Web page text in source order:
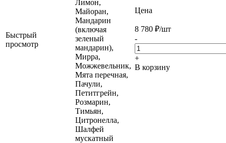
Быстрый
просмотр
Лимон,
Майоран,
Мандарин
(включая
зеленый
мандарин),
Мирра,
Можжевельник,
Мята перечная,
Пачули,
Петитгрейн,
Розмарин,
Тимьян,
Цитронелла,
Шалфей
мускатный
Цена
8 780 ₽/шт
-
+
В корзину